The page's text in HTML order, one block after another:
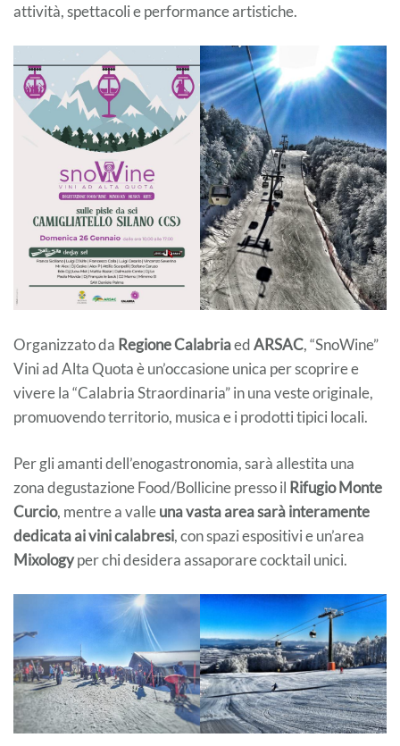
attività, spettacoli e performance artistiche.
Organizzato da Regione CalabriaedARSAC, “SnoWine”
Vini ad Alta Quota è un’occasione unica per scoprire e
vivere la “Calabria Straordinaria” in una veste originale,
promuovendo territorio, musica e i prodotti tipici locali.
Per gli amanti dell’enogastronomia, sarà allestita una
zona degustazione Food/Bollicine presso il Rifugio Monte
Curcio, mentre a valleuna vasta area sarà interamente
dedicata ai vini calabresi, con spazi espositivi e un’area
Mixologyper chi desidera assaporare cocktail unici.